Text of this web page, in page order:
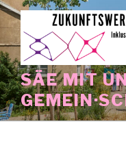
Zum
Inhalt
springen
SÄE MIT